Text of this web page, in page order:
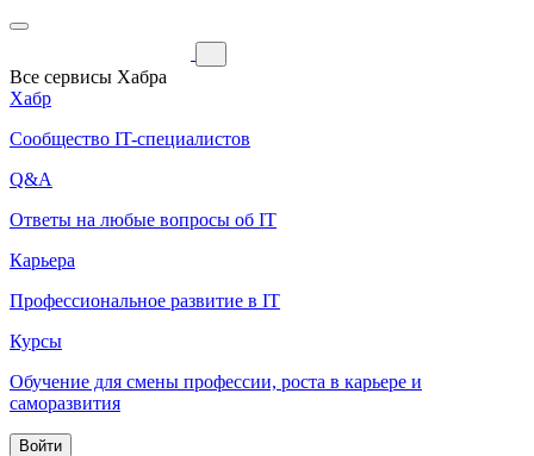
Все сервисы Хабра
Хабр
Сообщество IT-специалистов
Q&A
Ответы на любые вопросы об IT
Карьера
Профессиональное развитие в IT
Курсы
Обучение для смены профессии, роста в карьере и
саморазвития
Войти